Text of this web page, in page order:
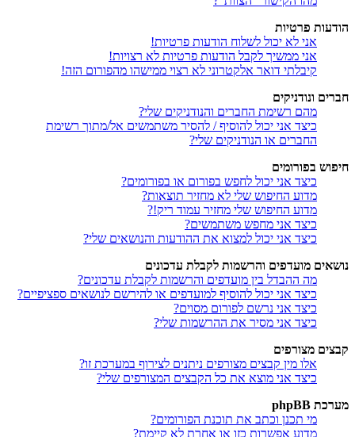
הודעות פרטיות
אני לא יכול לשלוח הודעות פרטיות!
אני ממשיך לקבל הודעות פרטיות לא רצויות!
קיבלתי דואר אלקטרוני לא רצוי ממישהו מהפורום הזה!
חברים ונודניקים
מהם רשימת החברים והנודניקים שלי?
כיצד אני יכול להוסיף / להסיר משתמשים אל/מתוך רשימת
החברים או הנודניקים שלי?
חיפוש בפורומים
כיצד אני יכול לחפש בפורום או בפורומים?
מדוע החיפוש שלי לא מחזיר תוצאות?
מדוע החיפוש שלי מחזיר עמוד ריק!?
כיצד אני מחפש משתמשים?
כיצד אני יכול למצוא את ההודעות והנושאים שלי?
נושאים מועדפים והרשמות לקבלת עדכונים
מה ההבדל בין מועדפים והרשמות לקבלת עדכונים?
כיצד אני יכול להוסיף למועדפים או להירשם לנושאים ספציפיים?
כיצד אני נרשם לפורום מסוים?
כיצד אני מסיר את ההרשמות שלי?
קבצים מצורפים
אלו מין קבצים מצורפים ניתנים לצירוף במערכת זו?
כיצד אני מוצא את כל הקבצים המצורפים שלי?
מערכת phpBB
מי תכנן וכתב את תוכנת הפורומים?
מדוע אפשרות כזו או אחרת לא קיימת?